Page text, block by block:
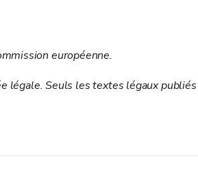
européenne.
Seuls les textes légaux